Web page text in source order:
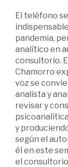
El teléfono
pandemia,
analítico en
consultorio.
Chamorro
voz se
analista y
revisar y
y
según el
él en este
el